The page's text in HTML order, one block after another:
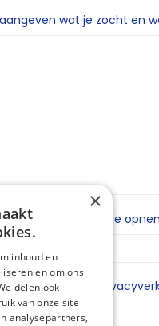
wat je zocht en
we contact met je
akkoord met de
×
inhoud en
en om ons
delen ook
van onze site
analysepartners,